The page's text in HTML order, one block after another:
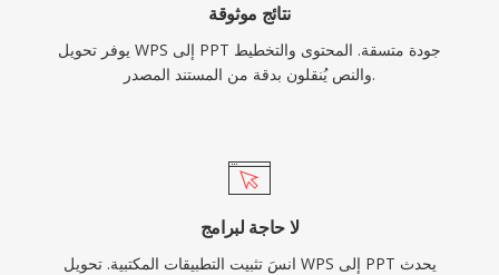
نتائج موثوقة
يوفر تحويل WPS إلى PPT جودة متسقة. المحتوى والتخطيط
والنص يُنقلون بدقة من المستند المصدر.
لا حاجة لبرامج
انسَ تثبيت التطبيقات المكتبية. تحويل WPS إلى PPT يحدث